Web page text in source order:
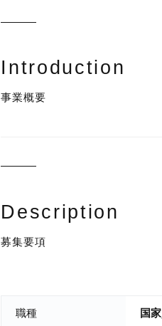
Introduction
事業概要
Description
募集要項
職種 国